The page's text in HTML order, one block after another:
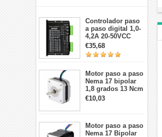
Controlador paso
a paso digital 1,0-
4,2A 20-50VCC
para motor paso a
paso Nema 17, 23,
24
€35,68
Motor paso a paso
Nema 17 bipolar
1,8 grados 13 Ncm
1A 3,5 V
42x42x20mm 4
€10,03
Motor paso a paso
Nema 17 Bipolar